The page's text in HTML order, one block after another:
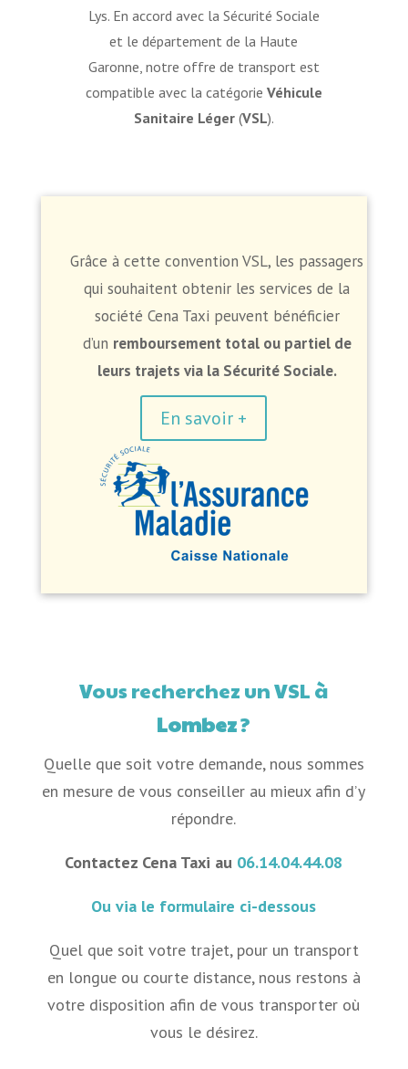
Lys. En accord avec la Sécurité Sociale
et le département de la Haute
Garonne, notre offre de transport est
compatible avec la catégorie Véhicule
Sanitaire Léger(VSL).
Grâce à cette convention VSL, les passagers
qui souhaitent obtenir les services de la
société Cena Taxi peuvent bénéficier
d’un remboursement total ou partiel de
leurs trajets via la Sécurité Sociale.
En savoir +
Vous recherchez un VSL à
Lombez?
Quelle que soit votre demande, nous sommes
en mesure de vous conseiller au mieux afin d’y
répondre.
Contactez Cena Taxi au 06.14.04.44.08
Ou via le formulaire ci-dessous
Quel que soit votre trajet, pour un transport
en longue ou courte distance, nous restons à
votre disposition afin de vous transporter où
vous le désirez.